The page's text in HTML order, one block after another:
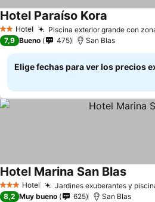
2 Estrellas
Hotel Piscina exterior grande con
Hotel Paraíso Kora
7,9 Bueno 475 San Blas
Elige fechas para ver los precios
3 Estrellas
Hotel Jardines exuberantes y
Hotel Marina San Blas
8,2 Muy bueno 625 San Blas